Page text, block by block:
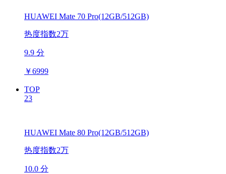
HUAWEI Mate 70 Pro(12GB/512GB)
热度指数2万
9.9 分
￥6999
TOP
23
HUAWEI Mate 80 Pro(12GB/512GB)
热度指数2万
10.0 分